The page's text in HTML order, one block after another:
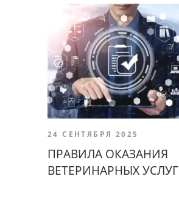
24 СЕНТЯБРЯ 2025
ПРАВИЛА ОКАЗАНИЯ
ВЕТЕРИНАРНЫХ УСЛУГ